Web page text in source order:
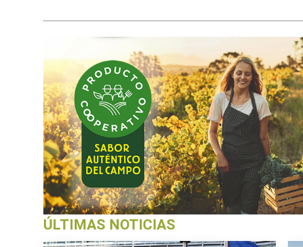
ÚLTIMAS NOTICIAS